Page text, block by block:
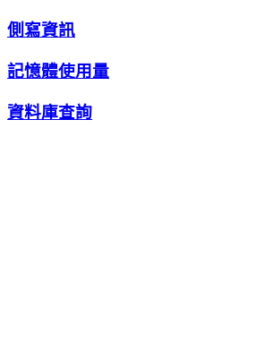
側寫資訊
記憶體使用量
資料庫查詢